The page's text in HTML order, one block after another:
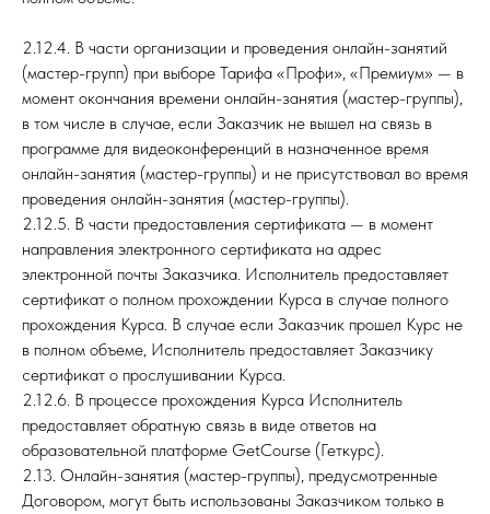
2.12.4. В части организации и проведения онлайн-занятий
(мастер-групп) при выборе Тарифа «Профи», «Премиум» — в
момент окончания времени онлайн-занятия (мастер-группы),
в том числе в случае, если Заказчик не вышел на связь в
программе для видеоконференций в назначенное время
онлайн-занятия (мастер-группы) и не присутствовал во время
проведения онлайн-занятия (мастер-группы).
2.12.5. В части предоставления сертификата — в момент
направления электронного сертификата на адрес
электронной почты Заказчика. Исполнитель предоставляет
сертификат о полном прохождении Курса в случае полного
прохождения Курса. В случае если Заказчик прошел Курс не
в полном объеме, Исполнитель предоставляет Заказчику
сертификат о прослушивании Курса.
2.12.6. В процессе прохождения Курса Исполнитель
предоставляет обратную связь в виде ответов на
образовательной платформе GetCourse (Геткурс).
2.13. Онлайн-занятия (мастер-группы), предусмотренные
Договором, могут быть использованы Заказчиком только в